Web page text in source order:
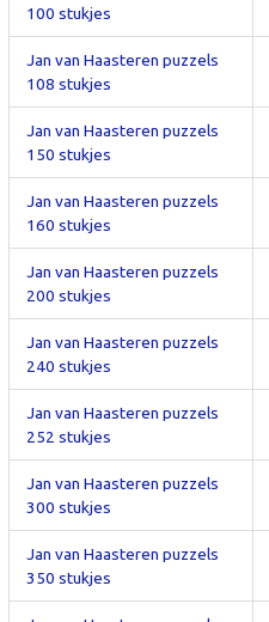
100 stukjes
Jan van Haasteren puzzels
108 stukjes
Jan van Haasteren puzzels
150 stukjes
Jan van Haasteren puzzels
160 stukjes
Jan van Haasteren puzzels
200 stukjes
Jan van Haasteren puzzels
240 stukjes
Jan van Haasteren puzzels
252 stukjes
Jan van Haasteren puzzels
300 stukjes
Jan van Haasteren puzzels
350 stukjes